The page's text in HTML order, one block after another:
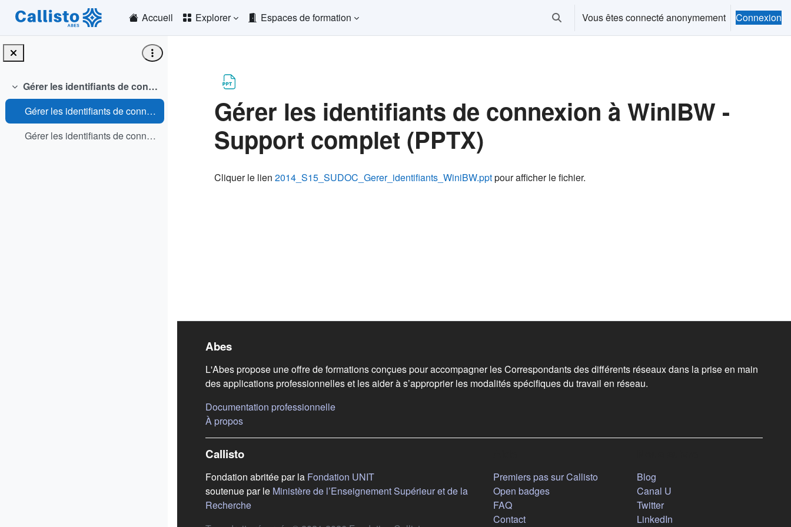
Passer au contenu principal
Accueil
Explorer Espaces de formation Activer/désactiver la saisie de recherche
Vous êtes connecté anonymement Connexion
Replier
Gérer les identifiants de connexion à WinIBW
Gérer les identifiants de connexion à WinIBW - Support complet (PPTX)
Gérer les identifiants de connexion à WinIBW - Mémo (PDF)
Gérer les identifiants de connexion à WinIBW -
Support complet (PPTX)
Cliquer le lien 2014_S15_SUDOC_Gerer_identifiants_WiniBW.pptpour afficher le fichier.
Liens de bas de page
Abes
L'Abes propose une offre de formations conçues pour accompagner les Correspondants des différents réseaux dans la prise en main
des applications professionnelles et les aider à s’approprier les modalités spécifiques du travail en réseau.
Documentation professionnelle(s'ouvre dans un nouvel onglet)
À propos(s'ouvre dans un nouvel onglet)
Callisto
Fondation abritée par la Fondation UNIT(s'ouvre dans un nouvel onglet)
soutenue par le Ministère de l’Enseignement Supérieur et de la
Recherche(s'ouvre dans un nouvel onglet)
Premiers pas sur Callisto
Open badges
FAQ
Contact
Blog(s'ouvre dans un nouvel onglet)
Canal U(s'ouvre dans un nouvel
Twitter(s'ouvre dans un nouvel
LinkedIn(s'ouvre dans un nouvel